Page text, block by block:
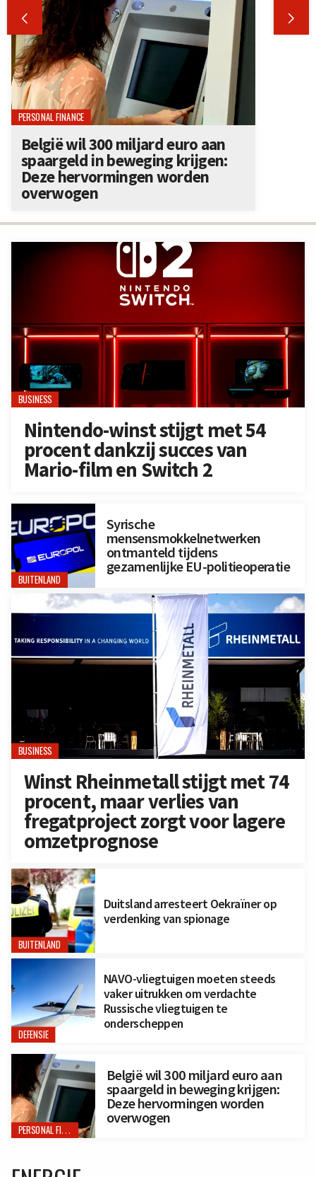
BUSINESS
Nintendo-winst stijgt met 54
procent dankzij succes van
Mario-film en Switch 2
BUITENLAND
Syrische
mensensmokkelnetwerken
ontmanteld tijdens
gezamenlijke EU-politieoperatie
BUSINESS
Winst Rheinmetall stijgt met 74
procent, maar verlies van
fregatproject zorgt voor lagere
omzetprognose
BUITENLAND
Duitsland arresteert Oekraïner op
verdenking van spionage
DEFENSIE
NAVO-vliegtuigen moeten steeds
vaker uitrukken om verdachte
Russische vliegtuigen te
onderscheppen
PERSONAL FINANCE
België wil 300 miljard euro aan
spaargeld in beweging krijgen:
Deze hervormingen worden
overwogen
 
PERSONAL FINANCE
België wil 300 miljard euro aan
spaargeld in beweging krijgen:
Deze hervormingen worden
overwogen